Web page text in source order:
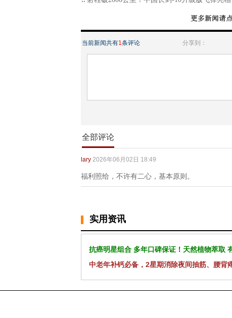
当前新闻共有1条评论 分享到：
全部评论
lary 2026年06月02日 18:49
福利照给，不许有二心，基本原则。
实用资讯
抗癌明星组合 多年口碑保证！天然植物萃取
中老年补钙必备，2星期消除夜间抽筋、腰背